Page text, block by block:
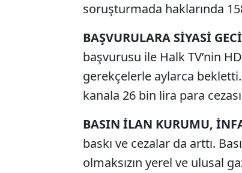
soruşturmada haklarında
BAŞVURULARA SİYASİ
başvurusu ile Halk TV’nin
gerekçelerle aylarca bekletti.
kanala 26 bin lira para
BASIN İLAN KURUMU,
baskı ve cezalar da arttı.
olmaksızın yerel ve ulusal